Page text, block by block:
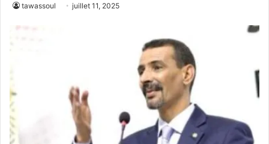
tawassoul juillet 11, 2025